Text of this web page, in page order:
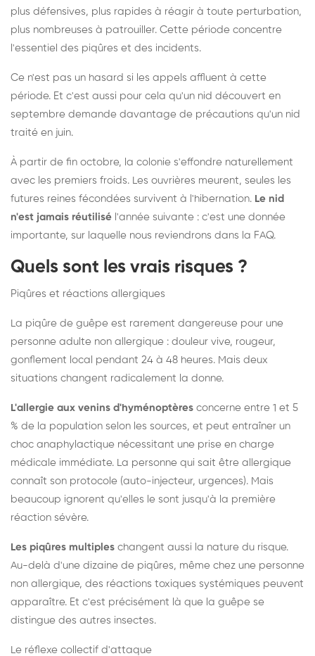
plus défensives, plus rapides à réagir à toute perturbation,
plus nombreuses à patrouiller. Cette période concentre
l'essentiel des piqûres et des incidents.
Ce n'est pas un hasard si les appels affluent à cette
période. Et c'est aussi pour cela qu'un nid découvert en
septembre demande davantage de précautions qu'un nid
traité en juin.
À partir de fin octobre, la colonie s'effondre naturellement
avec les premiers froids. Les ouvrières meurent, seules les
futures reines fécondées survivent à l'hibernation. Le nid
n'est jamais réutilisé l'année suivante : c'est une donnée
importante, sur laquelle nous reviendrons dans la FAQ.
Quels sont les vrais risques ?
Piqûres et réactions allergiques
La piqûre de guêpe est rarement dangereuse pour une
personne adulte non allergique : douleur vive, rougeur,
gonflement local pendant 24 à 48 heures. Mais deux
situations changent radicalement la donne.
L'allergie aux venins d'hyménoptères concerne entre 1 et 5
% de la population selon les sources, et peut entraîner un
choc anaphylactique nécessitant une prise en charge
médicale immédiate. La personne qui sait être allergique
connaît son protocole (auto-injecteur, urgences). Mais
beaucoup ignorent qu'elles le sont jusqu'à la première
réaction sévère.
Les piqûres multiples changent aussi la nature du risque.
Au-delà d'une dizaine de piqûres, même chez une personne
non allergique, des réactions toxiques systémiques peuvent
apparaître. Et c'est précisément là que la guêpe se
distingue des autres insectes.
Le réflexe collectif d'attaque